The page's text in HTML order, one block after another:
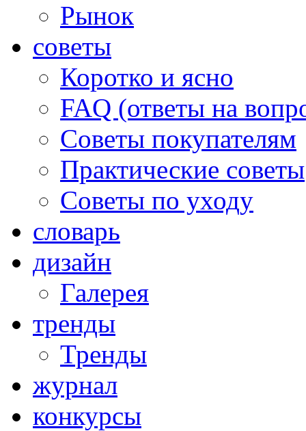
Рынок
советы
Коротко и ясно
FAQ (ответы на
Советы покупателям
Практические советы
Советы по уходу
словарь
дизайн
Галерея
тренды
Тренды
журнал
конкурсы